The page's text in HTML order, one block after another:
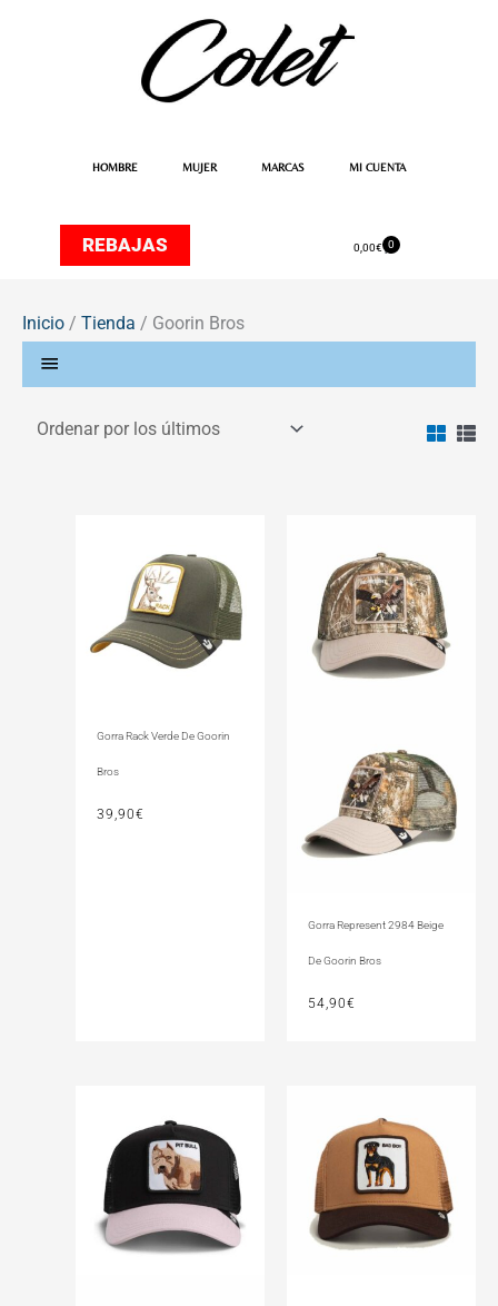
HOMBRE MUJER MARCAS MI CUENTA
REBAJAS 0,00€ 0
Carrito
Inicio / Tienda / Goorin Bros
Gorra Rack Verde De Goorin
Bros
39,90€
Gorra Represent 2984 Beige
De Goorin Bros
54,90€